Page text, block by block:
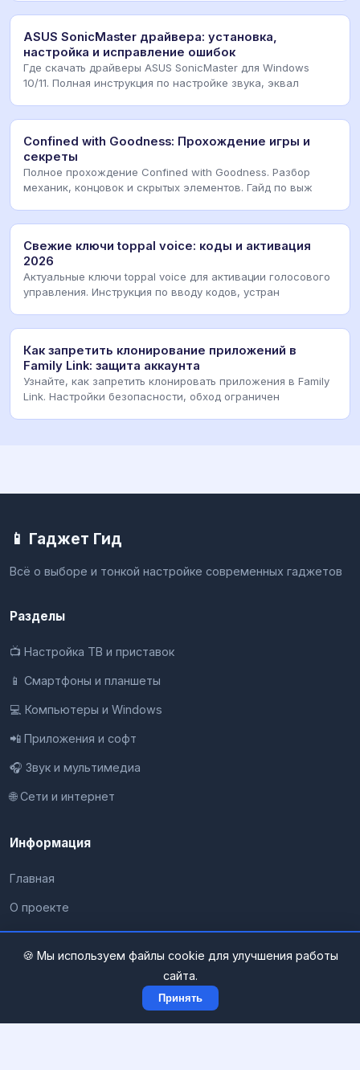
ASUS SonicMaster драйвера: установка,
настройка и исправление ошибок
Где скачать драйверы ASUS SonicMaster для Windows
10/11. Полная инструкция по настройке звука, эквал
Confined with Goodness: Прохождение игры и
секреты
Полное прохождение Confined with Goodness. Разбор
механик, концовок и скрытых элементов. Гайд по выж
Свежие ключи toppal voice: коды и активация
2026
Актуальные ключи toppal voice для активации голосового
управления. Инструкция по вводу кодов, устран
Как запретить клонирование приложений в
Family Link: защита аккаунта
Узнайте, как запретить клонировать приложения в Family
Link. Настройки безопасности, обход ограничен
📱 Гаджет Гид
Всё о выборе и тонкой настройке современных гаджетов
Разделы
📺 Настройка ТВ и приставок
📱 Смартфоны и планшеты
💻 Компьютеры и Windows
📲 Приложения и софт
🎧 Звук и мультимедиа
🌐 Сети и интернет
Информация
Главная
О проекте
Все разделы
Карта сайта
🍪 Мы используем файлы cookie для улучшения работы
сайта.
Принять